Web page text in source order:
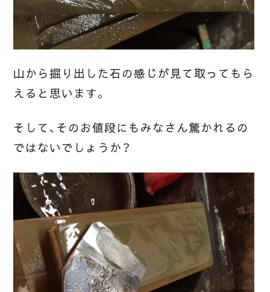
山から掘り出した石の感じが見て取ってもら
えると思います。
そして、そのお値段にもみなさん驚かれるの
ではないでしょうか？